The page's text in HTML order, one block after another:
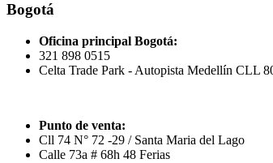
Bogotá
Oficina principal Bogotá:
321 898 0515
Celta Trade Park - Autopista Medellín CLL
Punto de venta:
Cll 74 N° 72 -29 / Santa Maria del Lago
Calle 73a # 68h 48 Ferias